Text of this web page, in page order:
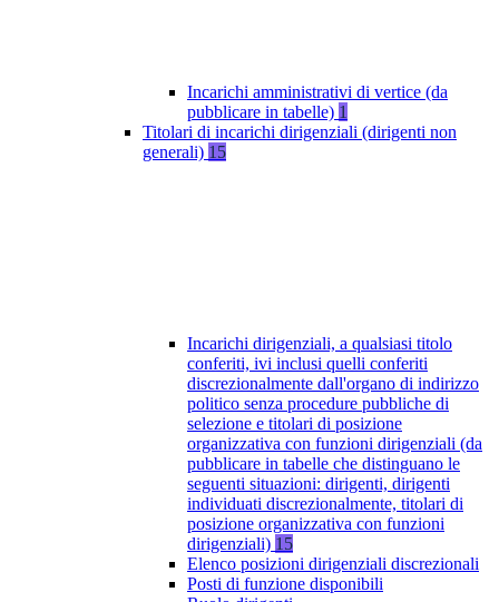
Incarichi amministrativi di vertice (da
pubblicare in tabelle) 1
Titolari di incarichi dirigenziali (dirigenti non
generali) 15
Incarichi dirigenziali, a qualsiasi titolo
conferiti, ivi inclusi quelli conferiti
discrezionalmente dall'organo di indirizzo
politico senza procedure pubbliche di
selezione e titolari di posizione
organizzativa con funzioni dirigenziali (da
pubblicare in tabelle che distinguano le
seguenti situazioni: dirigenti, dirigenti
individuati discrezionalmente, titolari di
posizione organizzativa con funzioni
dirigenziali) 15
Elenco posizioni dirigenziali discrezionali
Posti di funzione disponibili